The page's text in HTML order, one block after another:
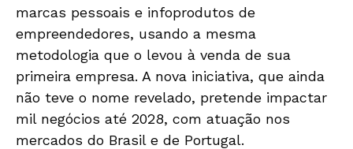
marcas pessoais e infoprodutos de
empreendedores, usando a mesma
metodologia que o levou à venda de sua
primeira empresa. A nova iniciativa, que ainda
não teve o nome revelado, pretende impactar
mil negócios até 2028, com atuação nos
mercados do Brasil e de Portugal.